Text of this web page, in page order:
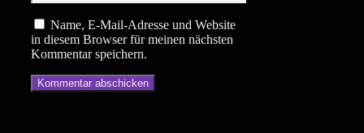
Name, E-Mail-Adresse und Website
in diesem Browser für meinen nächsten
Kommentar speichern.